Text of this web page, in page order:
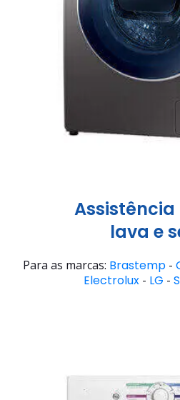
lava e
Para as marcas: Brastemp -
Electrolux- LG -